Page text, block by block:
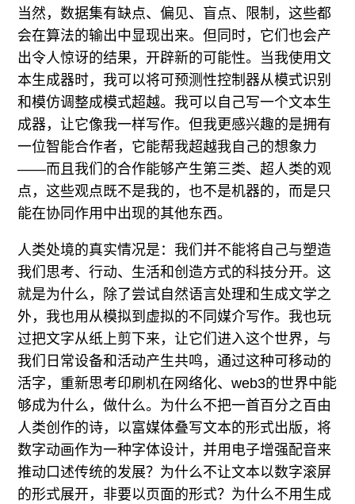
当然，数据集有缺点、偏见、盲点、限制，这些都
会在算法的输出中显现出来。但同时，它们也会产
出令人惊讶的结果，开辟新的可能性。当我使用文
本生成器时，我可以将可预测性控制器从模式识别
和模仿调整成模式超越。我可以自己写一个文本生
成器，让它像我一样写作。但我更感兴趣的是拥有
一位智能合作者，它能帮我超越我自己的想象力
——而且我们的合作能够产生第三类、超人类的观
点，这些观点既不是我的，也不是机器的，而是只
能在协同作用中出现的其他东西。
人类处境的真实情况是：我们并不能将自己与塑造
我们思考、行动、生活和创造方式的科技分开。这
就是为什么，除了尝试自然语言处理和生成文学之
外，我也用从模拟到虚拟的不同媒介写作。我也玩
过把文字从纸上剪下来，让它们进入这个世界，与
我们日常设备和活动产生共鸣，通过这种可移动的
活字，重新思考印刷机在网络化、web3的世界中能
够成为什么，做什么。为什么不把一首百分之百由
人类创作的诗，以富媒体叠写文本的形式出版，将
数字动画作为一种字体设计，并用电子增强配音来
推动口述传统的发展？为什么不让文本以数字滚屏
的形式展开，非要以页面的形式？为什么不用生成